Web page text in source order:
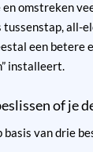
omstreken
all-
een betere
installeert.
of je
basis van drie